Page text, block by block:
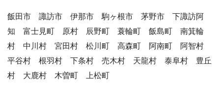
飯田市 諏訪市 伊那市 駒ヶ根市 茅野市 下諏訪阿
知 富士見町 原村 辰野町 蓑輪町 飯島町 南箕輪
村 中川村 宮田村 松川町 高森町 阿南町 阿智村
平谷村 根羽村 下条村 売木村 天龍村 泰阜村 豊丘
村 大鹿村 木曽町 上松町